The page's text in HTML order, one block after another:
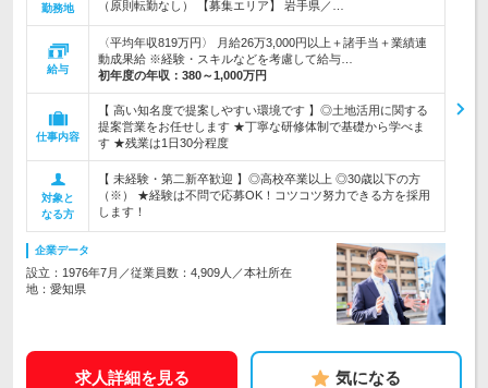
勤務地
（原則転勤なし） 【募集エリア】 岩手県／…
給与
〈平均年収819万円〉 月給26万3,000円以上＋諸手当＋業績連
動成果給 ※経験・スキルなどを考慮して給与…
初年度の年収： 380～1,000万円
仕事内容
【 高い知名度で提案しやすい環境です 】◎土地活用に関する
提案営業をお任せします ★丁寧な研修体制で基礎から学べま
す ★残業は1日30分程度
対象と
なる方
【 未経験・第二新卒歓迎 】◎高校卒業以上 ◎30歳以下の方
（※） ★経験は不問で応募OK！コツコツ努力できる方を採用
します！
企業データ
設立：1976年7月／従業員数：4,909人／本社所在
地：愛知県
求人詳細を見る 気になる